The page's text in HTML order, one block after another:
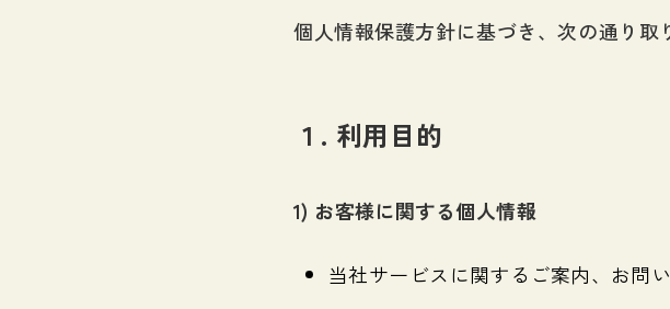
個人情報保護方針に基づき、次の通り取
１. 利用目的
1) お客様に関する個人情報
当社サービスに関するご案内、お問